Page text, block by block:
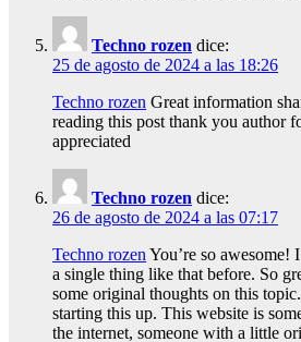
Techno rozen dice:
25 de agosto de 2024 a las 18:26
Techno rozen Great information
reading this post thank you author
appreciated
Techno rozen dice:
26 de agosto de 2024 a las 07:17
Techno rozen You’re so awesome!
a single thing like that before. So
some original thoughts on this
starting this up. This website is
the internet, someone with a little